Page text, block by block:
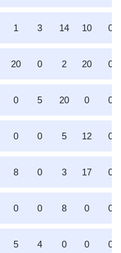
1 3 14 10 0
20 0 2 20 0
0 5 20 0 0
0 0 5 12 0
8 0 3 17 0
0 0 8 0 0
5 4 0 0 0